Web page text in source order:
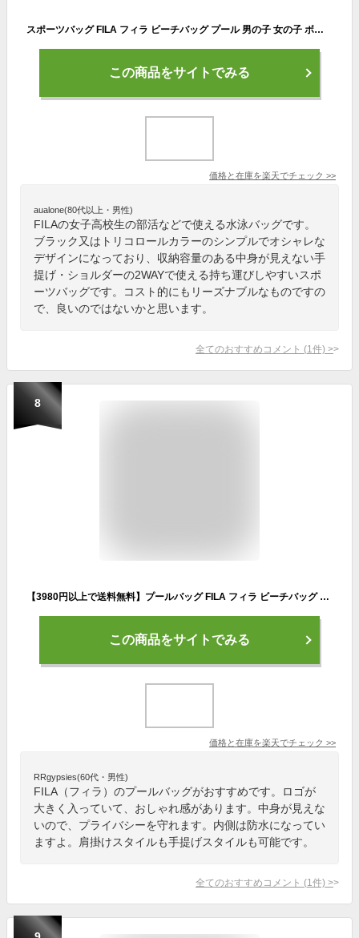
スポーツバッグ FILA フィラ ビーチバッグ プール 男の子 女の子 ボストンバッグ キッズ ジュニア ティーンズ 部活 スイミング 中身が見えない ファスナー ショルダー 肩掛け 手提げ シンプル 小学生 中学生 高校生 男子 女子 スポーツブランド //送料無料(一部地域は除く)
この商品をサイトでみる
価格と在庫を楽天でチェック >>
aualone(80代以上・男性)
FILAの女子高校生の部活などで使える水泳バッグです。
ブラック又はトリコロールカラーのシンプルでオシャレな
デザインになっており、収納容量のある中身が見えない手
提げ・ショルダーの2WAYで使える持ち運びしやすいスポ
ーツバッグです。コスト的にもリーズナブルなものですの
で、良いのではないかと思います。
全てのおすすめコメント (1 件) >
8
【3980円以上で送料無料】プールバッグ FILA フィラ ビーチバッグ 男の子 女の子 ボストンバッグ キッズ ジュニア プール 部活 スイミング 中身が見えない ファスナー ショルダー 肩掛け 手提げ シンプル 小学生 中学生 高校生 男子 女子 スポーツブランド //宅配便のみ
この商品をサイトでみる
価格と在庫を楽天でチェック >>
RRgypsies(60代・男性)
FILA（フィラ）のプールバッグがおすすめです。ロゴが
大きく入っていて、おしゃれ感があります。中身が見えな
いので、プライバシーを守れます。内側は防水になってい
ますよ。肩掛けスタイルも手提げスタイルも可能です。
全てのおすすめコメント (1 件) >